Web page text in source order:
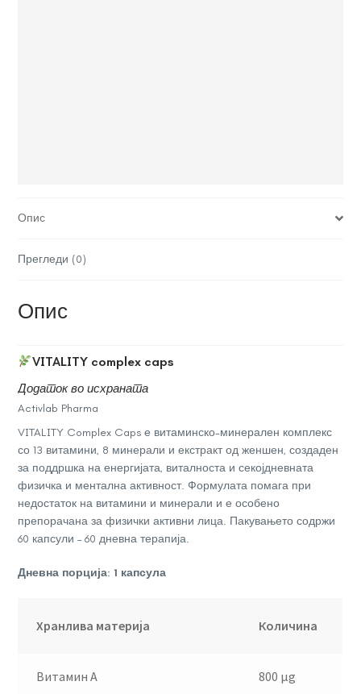
Опис
Прегледи (0)
Опис
VITALITY complex caps
Додаток во исхраната
Activlab Pharma
VITALITY Complex Caps е витаминско-минерален комплекс
со 13 витамини, 8 минерали и екстракт од женшен, создаден
за поддршка на енергијата, виталноста и секојдневната
физичка и ментална активност. Формулата помага при
недостаток на витамини и минерали и е особено
препорачана за физички активни лица. Пакувањето содржи
60 капсули – 60 дневна терапија.
Дневна порција: 1 капсула
Хранлива материја Количина
Витамин А 800 µg